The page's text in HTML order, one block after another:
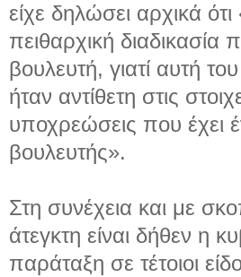
είχε δηλώσει αρχικά
πειθαρχική
βουλευτή, γιατί αυτή
ήταν αντίθετη στις
υποχρεώσεις που έχει
βουλευτής».
Στη συνέχεια και με
άτεγκτη είναι δήθεν η
παράταξη σε τέτοιοι